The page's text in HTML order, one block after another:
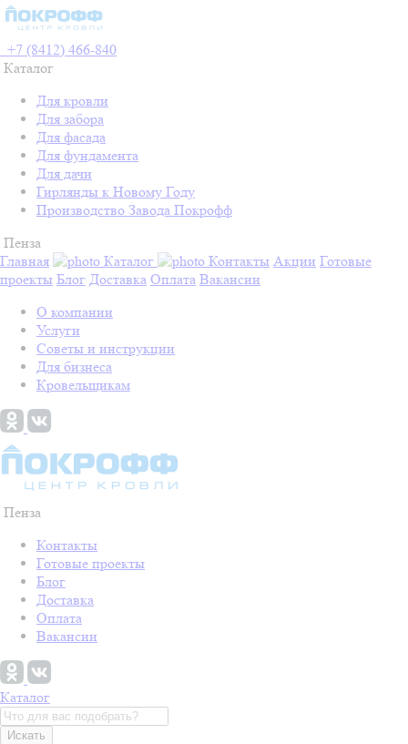
+7 (8412) 466-840
Каталог
Для кровли
Для забора
Для фасада
Для фундамента
Для дачи
Гирлянды к Новому Году
Производство Завода Покрофф
Пенза
Главная
Каталог Контакты Акции Готовые
проекты Блог Доставка Оплата Вакансии
О компании
Услуги
Советы и инструкции
Для бизнеса
Кровельщикам
Пенза
Контакты
Готовые проекты
Блог
Доставка
Оплата
Вакансии
Каталог
Искать